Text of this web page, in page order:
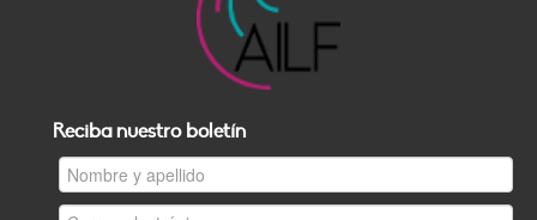
Reciba nuestro boletín